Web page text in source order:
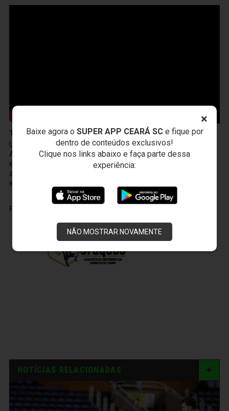
×
Baixe agora o SUPER APP CEARÁ SCe fique por
dentro de conteúdos exclusivos!
Clique nos links abaixo e faça parte dessa
experiência:
NÃO MOSTRAR NOVAMENTE
10 de Abril
Um novo produto chegou à Vozão TV! O PodFalar,
Alvinegro, podcast oficial do Ceará SC. No terceiro
episódio, os atletas João Gabriel e Melk comentam sobre
a transição da base ao profissional, a integração existente
entre Cidade Vozão e Porangabuçu e o m
PUBLICIDADE
NOTÍCIAS RELACIONADAS